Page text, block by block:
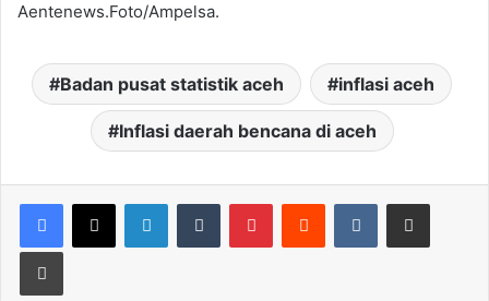
Aentenews.Foto/Ampelsa.
Badan pusat statistik aceh inflasi aceh
Inflasi daerah bencana di aceh
LinkedInTumblr PinterestReddit VKontakteShare via Email
Print